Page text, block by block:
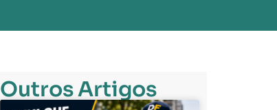
Outros Artigos